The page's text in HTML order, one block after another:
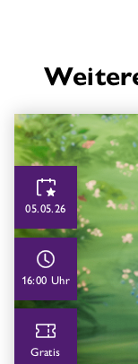
05.05.26
16:00 Uhr
Gratis